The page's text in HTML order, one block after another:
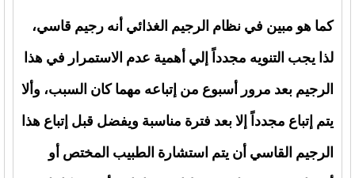
كما هو مبين في نظام الرجيم الغذائي أنه رجيم قاسي،
لذا يجب التنويه مجدداً إلي أهمية عدم الاستمرار في هذا
الرجيم بعد مرور أسبوع من إتباعه مهما كان السبب، وألا
يتم إتباع مجدداً إلا بعد فترة مناسبة ويفضل قبل إتباع هذا
الرجيم القاسي أن يتم استشارة الطبيب المختص أو